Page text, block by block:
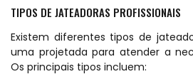
TIPOS DE JATEADORAS PROFISSIONAIS
Existem diferentes tipos de
uma projetada para atender a
Os principais tipos incluem: